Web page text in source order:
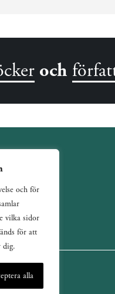
och för
vilka sidor
för att
dig.
alla
och
genrer.